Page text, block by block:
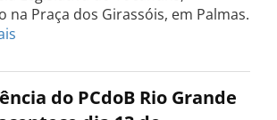
na Praça dos Girassóis, em Palmas.
Estadual
do
PCdoB
do PCdoB Rio Grande